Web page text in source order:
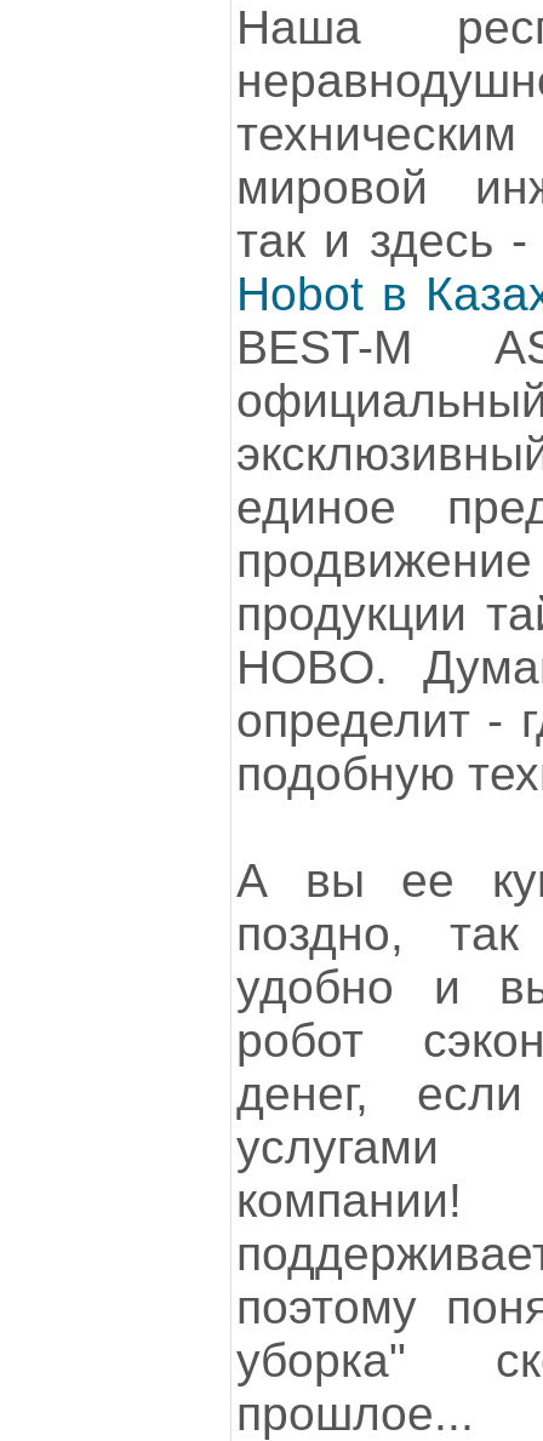
Наша
мировой
так и здесь
Hobot в
BEST-M
единое
продукции
HOBO.
определит -
подобную
А вы ее
поздно,
удобно и
робот
денег,
поэтому
уборка"
прошлое...